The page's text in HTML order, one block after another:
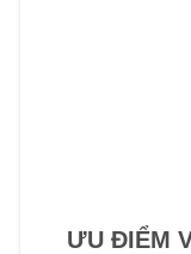
ƯU ĐIỂM